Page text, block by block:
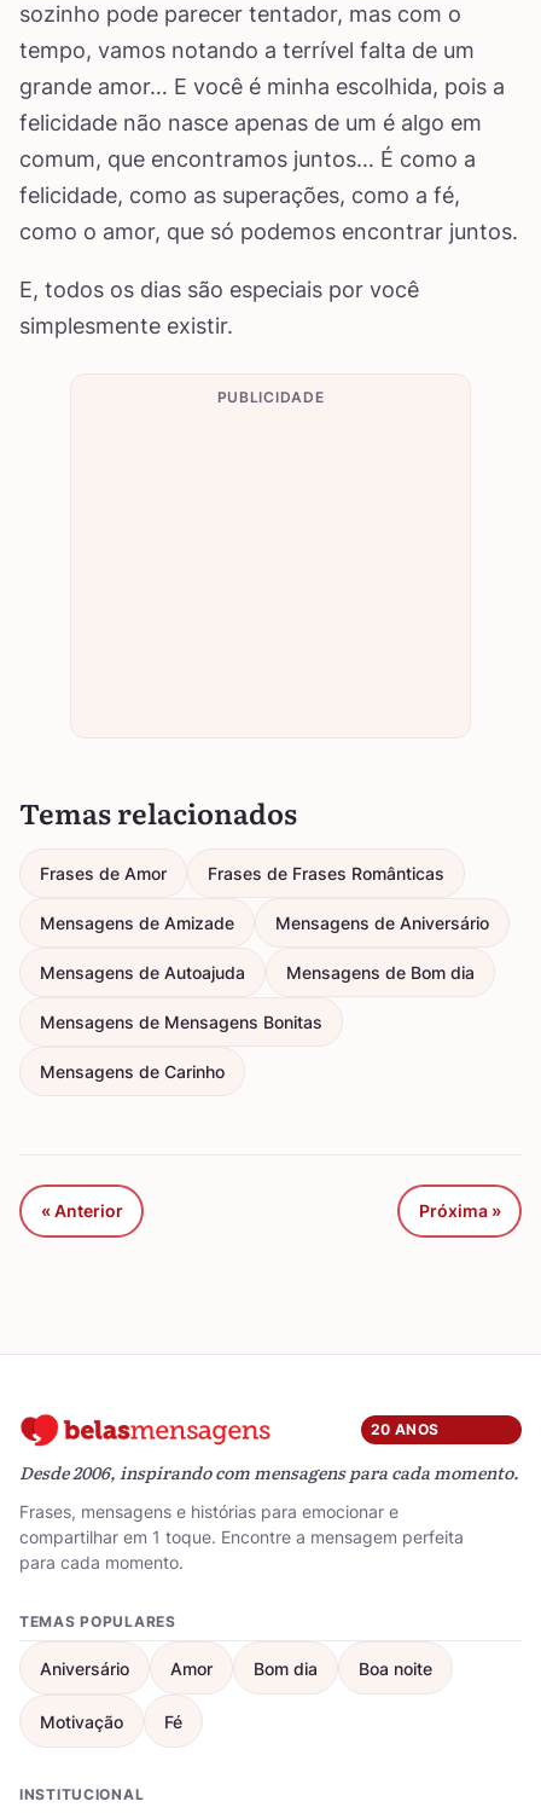
sozinho pode parecer tentador, mas com o
tempo, vamos notando a terrível falta de um
grande amor… E você é minha escolhida, pois a
felicidade não nasce apenas de um é algo em
comum, que encontramos juntos… É como a
felicidade, como as superações, como a fé,
como o amor, que só podemos encontrar juntos.
E, todos os dias são especiais por você
simplesmente existir.
PUBLICIDADE
Temas relacionados
Frases de Amor Frases de Frases Românticas
Mensagens de Amizade Mensagens de Aniversário
Mensagens de Autoajuda Mensagens de Bom dia
Mensagens de Mensagens Bonitas
Mensagens de Carinho
« Anterior Próxima »
20 ANOS
Desde 2006, inspirando com mensagens para cada momento.
Frases, mensagens e histórias para emocionar e
compartilhar em 1 toque. Encontre a mensagem perfeita
para cada momento.
TEMAS POPULARES
Aniversário Amor Bom dia Boa noite
Motivação Fé
INSTITUCIONAL